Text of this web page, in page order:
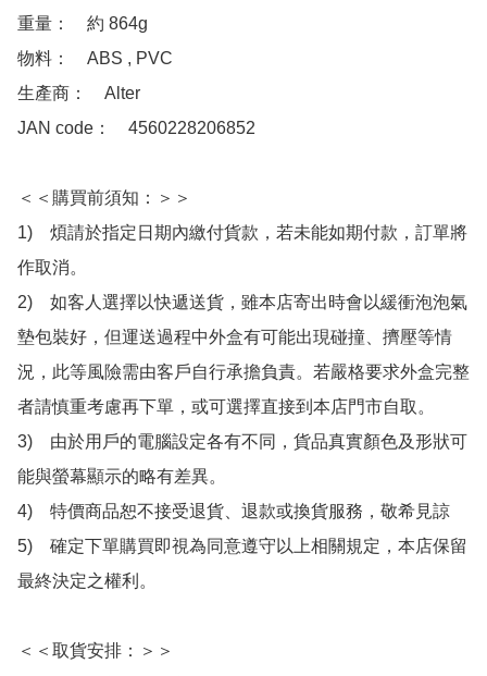
重量：　約 864g
物料：　ABS , PVC
生產商：　Alter
JAN code：　4560228206852
＜＜購買前須知：＞＞
1)　煩請於指定日期內繳付貨款，若未能如期付款，訂單將
作取消。
2)　如客人選擇以快遞送貨，雖本店寄出時會以緩衝泡泡氣
墊包裝好，但運送過程中外盒有可能出現碰撞、擠壓等情
況，此等風險需由客戶自行承擔負責。若嚴格要求外盒完整
者請慎重考慮再下單，或可選擇直接到本店門市自取。
3)　由於用戶的電腦設定各有不同，貨品真實顏色及形狀可
能與螢幕顯示的略有差異。
4)　特價商品恕不接受退貨、退款或換貨服務，敬希見諒
5)　確定下單購買即視為同意遵守以上相關規定，本店保留
最終決定之權利。
＜＜取貨安排：＞＞